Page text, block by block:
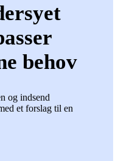
behov
og indsend
et forslag til en